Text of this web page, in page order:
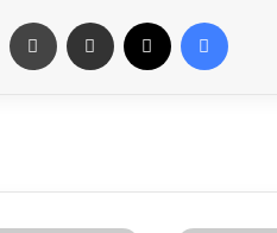
فيسبوك مشاركة عبر البريد